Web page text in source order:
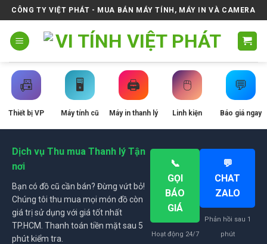
Skip
to
content
CÔNG TY VIỆT PHÁT - MUA BÁN MÁY TÍNH, MÁY IN VÀ CAMERA
📠
Thiết bị VP
🖥️
Máy tính cũ
🖨️
Máy in thanh lý
🖱️
Linh kiện
💬
Báo giá ngay
Dịch vụ Thu mua Thanh lý Tận
nơi
Bạn có đồ cũ cần bán? Đừng vứt bỏ!
Chúng tôi thu mua mọi món đồ còn
giá trị sử dụng với giá tốt nhất
TP.HCM. Thanh toán tiền mặt sau 5
phút kiểm tra.
📞
GỌI
BÁO
GIÁ
Hoạt động 24/7
💬
CHAT
ZALO
Phản hồi sau 1
phút